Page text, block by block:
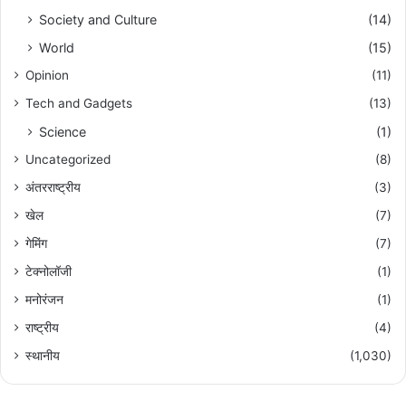
Society and Culture
(14)
World
(15)
Opinion
(11)
Tech and Gadgets
(13)
Science (1)
Uncategorized
(8)
अंतरराष्ट्रीय
(3)
खेल
(7)
गेमिंग
(7)
टेक्नोलॉजी
(1)
मनोरंजन
(1)
राष्ट्रीय
(4)
स्थानीय
(1,030)